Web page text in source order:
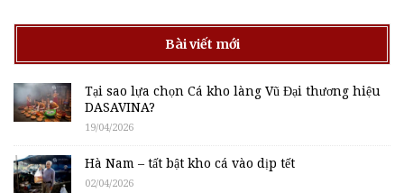
Bài viết mới
Tại sao lựa chọn Cá kho làng Vũ Đại thương hiệu
DASAVINA?
19/04/2026
Hà Nam – tất bật kho cá vào dịp tết
02/04/2026